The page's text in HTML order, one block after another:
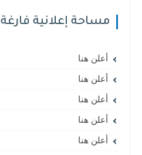
مساحة إعلانية فارغة
أعلن هنا
أعلن هنا
أعلن هنا
أعلن هنا
أعلن هنا